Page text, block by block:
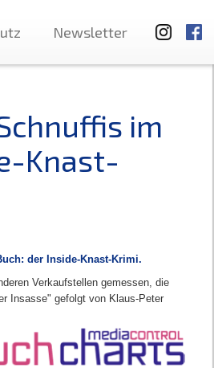
Newsletter
im
Knast-
der Inside-Knast-Krimi.
Verkaufstellen gemessen, die
Insasse" gefolgt von Klaus-Peter